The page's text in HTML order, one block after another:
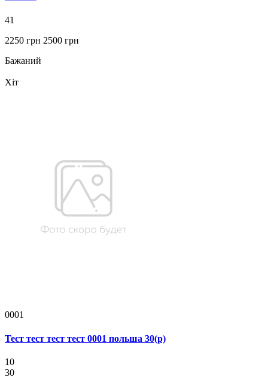
41
2250 грн 2500 грн
Бажаний
Хіт
0001
Тест тест тест тест 0001 польша 30(р)
10
30